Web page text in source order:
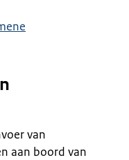
van
aan boord van